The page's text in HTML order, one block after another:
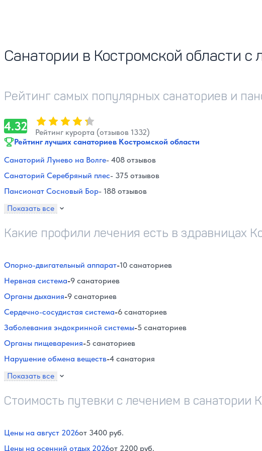
Санатории в Костромской области с
Рейтинг самых популярных санаториев и
4.32 Оценка, количество звезд:
Рейтинг курорта (отзывов 1332)
Рейтинг лучших санаториев Костромской области
Санаторий Лунево на Волге- 408 отзывов
Санаторий Серебряный плес- 375 отзывов
Пансионат Сосновый Бор- 188 отзывов
Показать все
Какие профили лечения есть в здравницах
Опорно-двигательный аппарат-10 санаториев
Нервная система-9 санаториев
Органы дыхания-9 санаториев
Сердечно-сосудистая система-6 санаториев
Заболевания эндокринной системы-5 санаториев
Органы пищеварения-5 санаториев
Нарушение обмена веществ-4 санатория
Показать все
Стоимость путевки с лечением в санатории
Цены на август 2026от 3400 руб.
Цены на осенний отдых 2026от 2200 руб.